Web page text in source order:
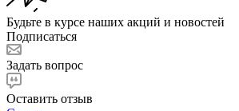
Будьте в курсе наших акций и новостей
Подписаться
Задать вопрос
Оставить отзыв